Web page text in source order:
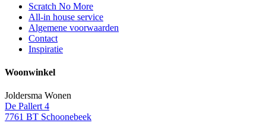
Scratch No More
All-in house service
Algemene voorwaarden
Contact
Inspiratie
Woonwinkel
Joldersma Wonen
De Pallert 4
7761 BT Schoonebeek